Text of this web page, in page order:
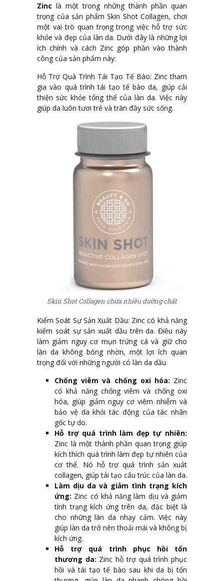
Zinc là một trong những thành phần quan
trọng của sản phẩm Skin Shot Collagen, chơi
một vai trò quan trọng trong việc hỗ trợ sức
khỏe và đẹp của làn da. Dưới đây là những lợi
ích chính và cách Zinc góp phần vào thành
công của sản phẩm này:
Hỗ Trợ Quá Trình Tái Tạo Tế Bào: Zinc tham
gia vào quá trình tái tạo tế bào da, giúp cải
thiện sức khỏe tổng thể của làn da. Việc này
giúp da luôn tươi trẻ và tràn đầy sức sống.
Skin Shot Collagen chứa nhiều dưỡng chất
Kiểm Soát Sự Sản Xuất Dầu: Zinc có khả năng
kiểm soát sự sản xuất dầu trên da. Điều này
làm giảm nguy cơ mụn trứng cá và giữ cho
làn da không bóng nhờn, một lợi ích quan
trọng đối với những người có làn da dầu.
Chống viêm và chống oxi hóa: Zinc
có khả năng chống viêm và chống oxi
hóa, giúp giảm nguy cơ viêm nhiễm và
bảo vệ da khỏi tác động của tác nhân
gốc tự do.
Hỗ trợ quá trình làm đẹp tự nhiên:
Zinc là một thành phần quan trọng giúp
kích thích quá trình làm đẹp tự nhiên của
cơ thể. Nó hỗ trợ quá trình sản xuất
collagen, giúp tái tạo cấu trúc của làn da.
Làm dịu da và giảm tình trạng kích
ứng: Zinc có khả năng làm dịu và giảm
tình trạng kích ứng trên da, đặc biệt là
cho những làn da nhạy cảm. Việc này
giúp làn da trở nên thoải mái và không bị
kích ứng.
Hỗ trợ quá trình phục hồi tổn
thương da: Zinc hỗ trợ quá trình phục
hồi và tái tạo tế bào sau khi da bị tổn